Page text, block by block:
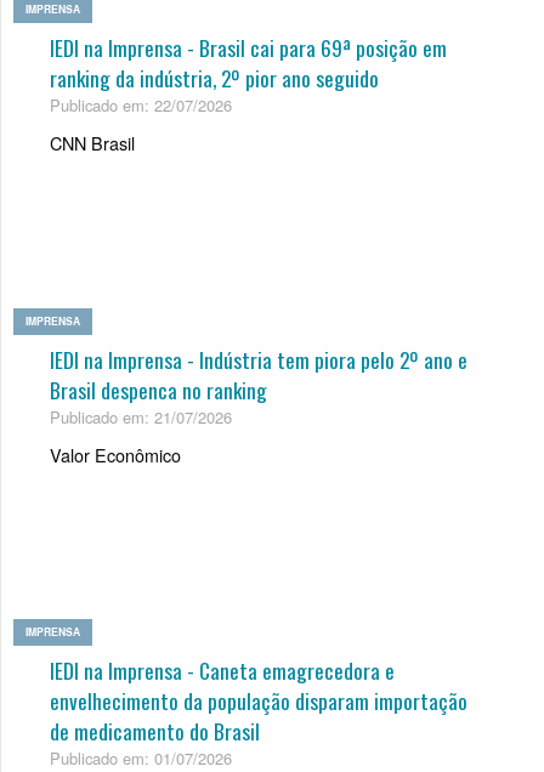
IMPRENSA
IEDI na Imprensa - Brasil cai para 69ª posição em
ranking da indústria, 2º pior ano seguido
Publicado em: 22/07/2026
CNN Brasil
IMPRENSA
IEDI na Imprensa - Indústria tem piora pelo 2º ano e
Brasil despenca no ranking
Publicado em: 21/07/2026
Valor Econômico
IMPRENSA
IEDI na Imprensa - Caneta emagrecedora e
envelhecimento da população disparam importação
de medicamento do Brasil
Publicado em: 01/07/2026